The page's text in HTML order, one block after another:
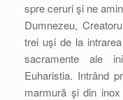
spre ceruri şi ne
Dumnezeu,
trei uşi de la
sacramente ale
Euharistia. Intrând
marmură şi din